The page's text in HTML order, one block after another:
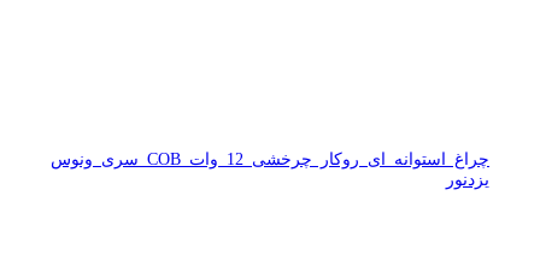
چراغ استوانه ای روکار چرخشی 12 وات COB سری ونوس
یزدنور